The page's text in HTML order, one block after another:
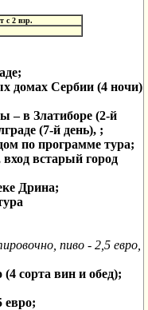
с 2 взр.
домах Сербии (4 ночи)
– в Златиборе (2-й
(7-й день), ;
по программе тура;
встарый город
Дрина;
пиво - 2,5 евро,
сорта вин и обед);
евро;